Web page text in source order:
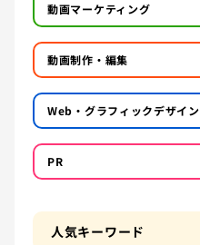
動画マーケティング
動画制作・編集
Web・グラフィックデザイン
PR
人気キーワード